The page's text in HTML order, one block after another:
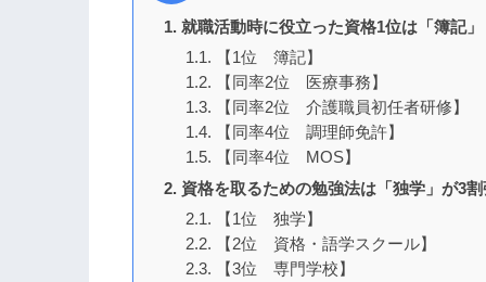
就職活動時に役立った資格1位は「簿記」
【1位 簿記】
【同率2位 医療事務】
【同率2位 介護職員初任者研修】
【同率4位 調理師免許】
【同率4位 MOS】
資格を取るための勉強法は「独学」が3割
【1位 独学】
【2位 資格・語学スクール】
【3位 専門学校】